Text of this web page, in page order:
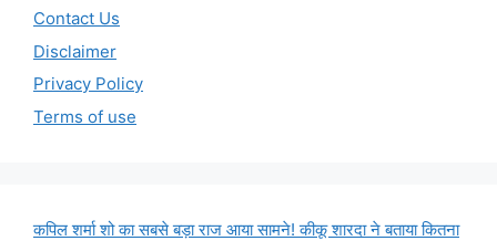
Contact Us
Disclaimer
Privacy Policy
Terms of use
कपिल शर्मा शो का सबसे बड़ा राज आया सामने! कीकू शारदा ने बताया कितना